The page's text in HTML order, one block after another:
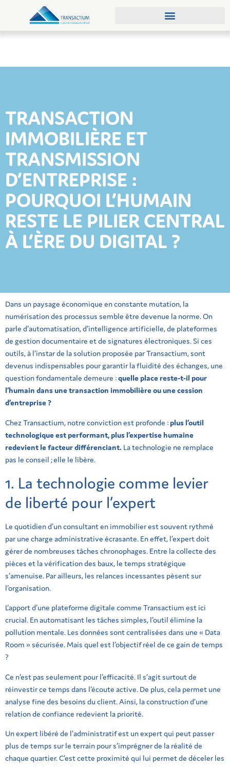
TRANSACTION
IMMOBILIÈRE ET
TRANSMISSION
D’ENTREPRISE :
POURQUOI L’HUMAIN
RESTE LE PILIER CENTRAL
À L’ÈRE DU DIGITAL ?
Dans un paysage économique en constante mutation, la
numérisation des processus semble être devenue la norme. On
parle d’automatisation, d’intelligence artificielle, de plateformes
de gestion documentaire et de signatures électroniques. Si ces
outils, à l’instar de la solution proposée par Transactium, sont
devenus indispensables pour garantir la fluidité des échanges, une
question fondamentale demeure :quelle place reste-t-il pour
l’humain dans une transaction immobilière ou une cession
d’entreprise ?
Chez Transactium, notre conviction est profonde : plus l’outil
technologique est performant, plus l’expertise humaine
redevient le facteur différenciant. La technologie ne remplace
pas le conseil ; elle le libère.
1. La technologie comme levier
de liberté pour l’expert
Le quotidien d’un consultant en immobilier est souvent rythmé
par une charge administrative écrasante. En effet, l’expert doit
gérer de nombreuses tâches chronophages. Entre la collecte des
pièces et la vérification des baux, le temps stratégique
s’amenuise. Par ailleurs, les relances incessantes pèsent sur
l’organisation.
L’apport d’une plateforme digitale comme Transactium est ici
crucial. En automatisant les tâches simples, l’outil élimine la
pollution mentale. Les données sont centralisées dans une « Data
Room » sécurisée. Mais quel est l’objectif réel de ce gain de temps
?
Ce n’est pas seulement pour l’efficacité. Il s’agit surtout de
réinvestir ce temps dans l’écoute active. De plus, cela permet une
analyse fine des besoins du client.Ainsi, la construction d’une
relation de confiance redevient la priorité.
Un expert libéré de l’administratif est un expert qui peut passer
plus de temps sur le terrain pour s’imprégner de la réalité de
chaque quartier. C’est cette proximité qui lui permet de déceler les